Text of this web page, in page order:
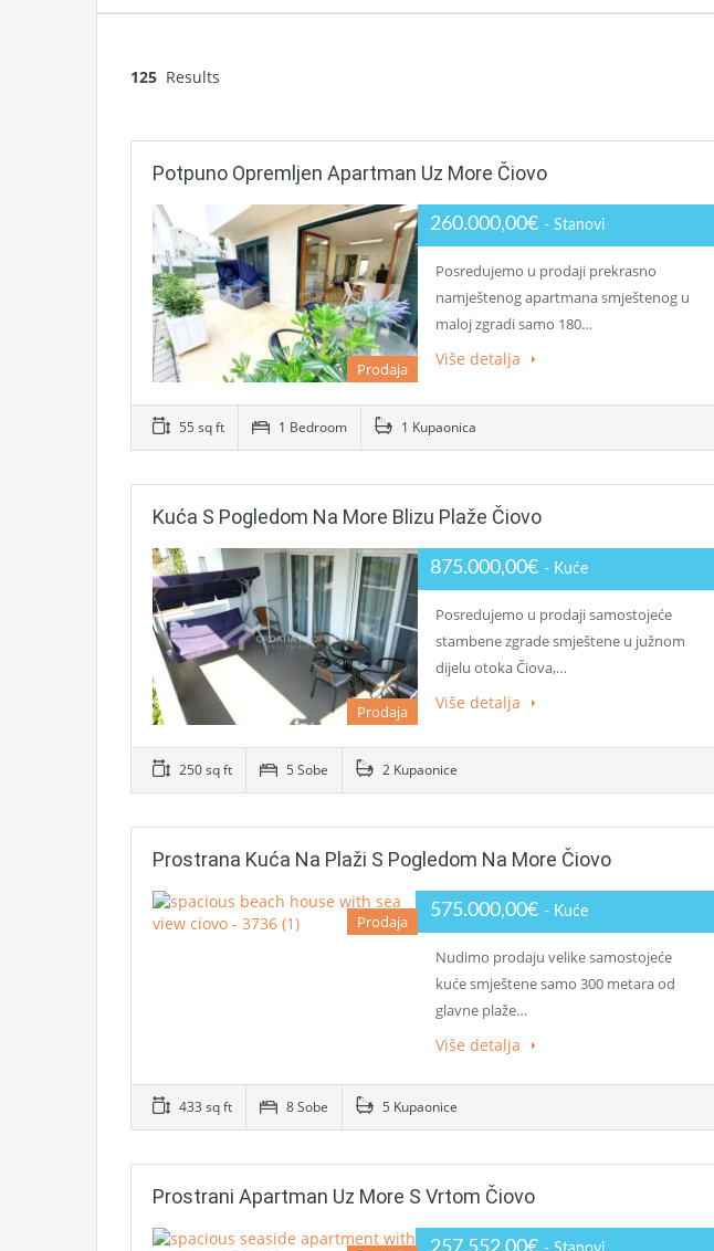
125 Results
Potpuno Opremljen Apartman Uz More Čiovo
Prodaja
260.000,00€ - Stanovi
Posredujemo u prodaji prekrasno
namještenog apartmana smještenog u
maloj zgradi samo 180…
Više detalja
55 sq ft 1 Bedroom 1 Kupaonica
Kuća S Pogledom Na More Blizu Plaže Čiovo
Prodaja
875.000,00€ - Kuće
Posredujemo u prodaji samostojeće
stambene zgrade smještene u južnom
dijelu otoka Čiova,…
Više detalja
250 sq ft 5 Sobe 2 Kupaonice
Prostrana Kuća Na Plaži S Pogledom Na More Čiovo
Prodaja
575.000,00€ - Kuće
Nudimo prodaju velike samostojeće
kuće smještene samo 300 metara od
glavne plaže…
Više detalja
433 sq ft 8 Sobe 5 Kupaonice
Prostrani Apartman Uz More S Vrtom Čiovo